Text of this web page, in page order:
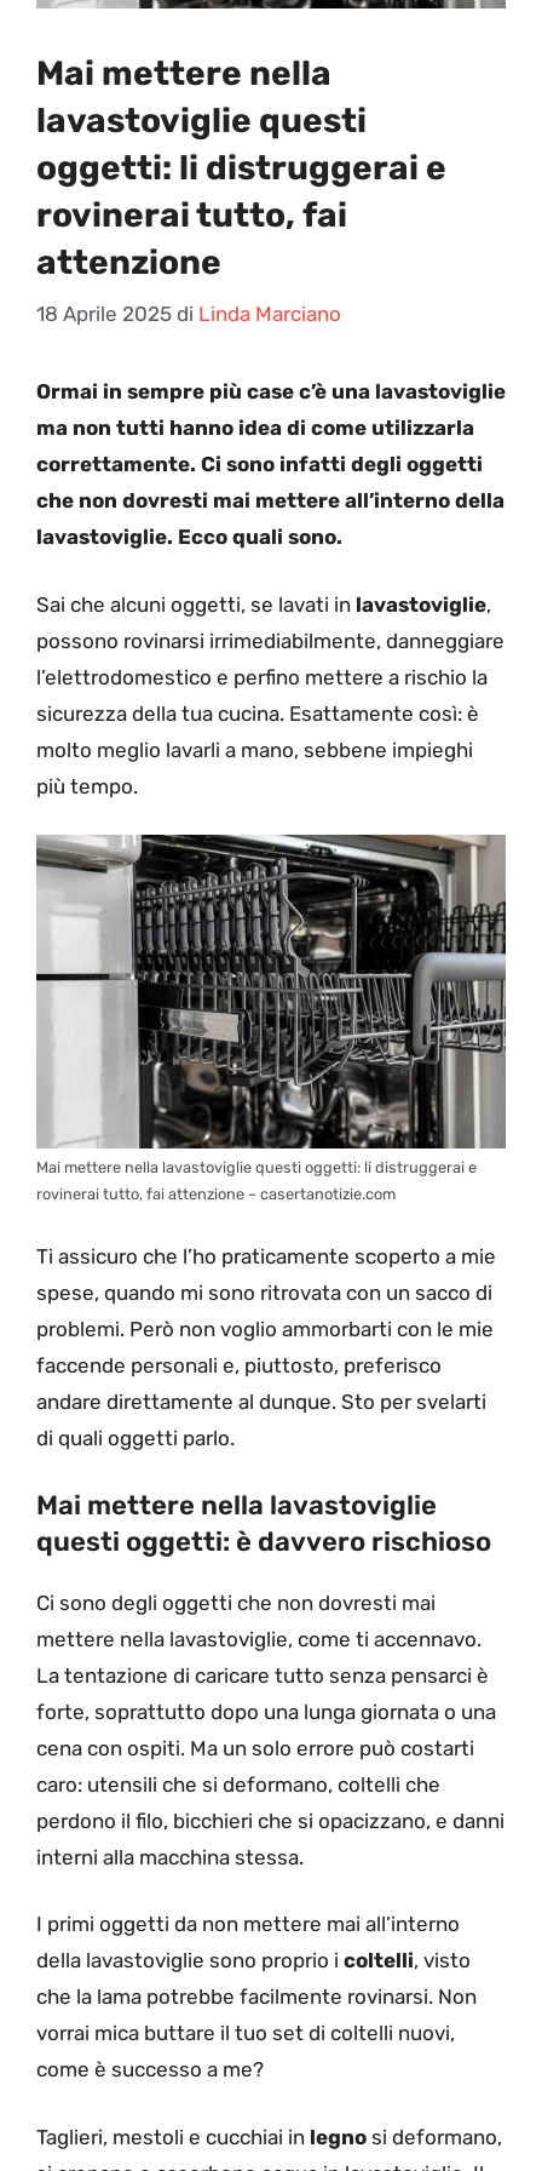
Mai mettere nella
lavastoviglie questi
oggetti: li distruggerai e
rovinerai tutto, fai
attenzione
18 Aprile 2025 di Linda Marciano
Ormai in sempre più case c’è una lavastoviglie
ma non tutti hanno idea di come utilizzarla
correttamente. Ci sono infatti degli oggetti
che non dovresti mai mettere all’interno della
lavastoviglie. Ecco quali sono.
Sai che alcuni oggetti, se lavati in lavastoviglie,
possono rovinarsi irrimediabilmente, danneggiare
l’elettrodomestico e perfino mettere a rischio la
sicurezza della tua cucina. Esattamente così: è
molto meglio lavarli a mano, sebbene impieghi
più tempo.
Mai mettere nella lavastoviglie questi oggetti: li distruggerai e
rovinerai tutto, fai attenzione – casertanotizie.com
Ti assicuro che l’ho praticamente scoperto a mie
spese, quando mi sono ritrovata con un sacco di
problemi. Però non voglio ammorbarti con le mie
faccende personali e, piuttosto, preferisco
andare direttamente al dunque. Sto per svelarti
di quali oggetti parlo.
Mai mettere nella lavastoviglie
questi oggetti: è davvero rischioso
Ci sono degli oggetti che non dovresti mai
mettere nella lavastoviglie, come ti accennavo.
La tentazione di caricare tutto senza pensarci è
forte, soprattutto dopo una lunga giornata o una
cena con ospiti. Ma un solo errore può costarti
caro: utensili che si deformano, coltelli che
perdono il filo, bicchieri che si opacizzano, e danni
interni alla macchina stessa.
I primi oggetti da non mettere mai all’interno
della lavastoviglie sono proprio i coltelli, visto
che la lama potrebbe facilmente rovinarsi. Non
vorrai mica buttare il tuo set di coltelli nuovi,
come è successo a me?
Taglieri, mestoli e cucchiai in legno si deformano,